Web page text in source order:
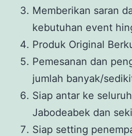
Memberikan saran
kebutuhan event
Produk Original
Pemesanan dan
jumlah banyak/
Siap antar ke
Jabodeabek dan
Siap setting